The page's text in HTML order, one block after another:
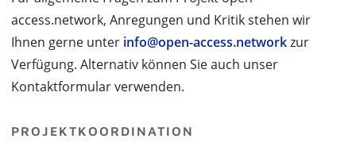
access.network, Anregungen und Kritik stehen wir
Ihnen gerne unter info@open-access.networkzur
Verfügung. Alternativ können Sie auch unser
Kontaktformular verwenden.
PROJEKTKOORDINATION